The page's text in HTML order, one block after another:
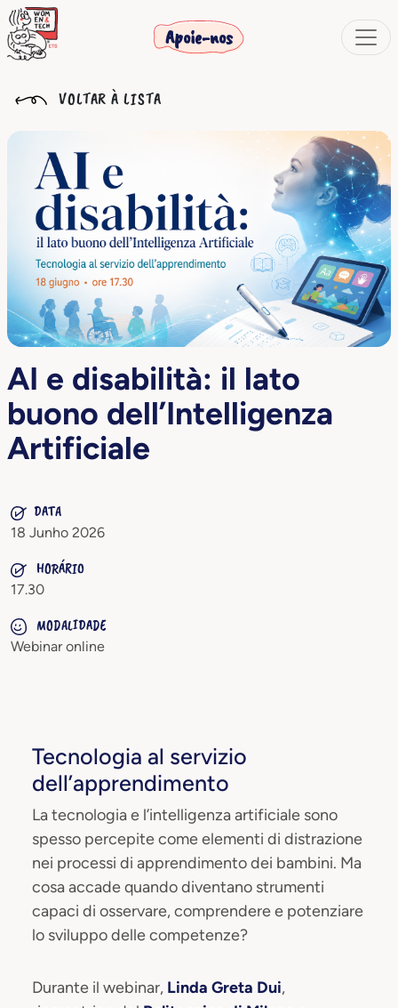
Apoie-nos
VOLTAR À LISTA
AI e disabilità: il lato
buono dell’Intelligenza
Artificiale
DATA
18 Junho 2026
HORÁRIO
17.30
MODALIDADE
Webinar online
Tecnologia al servizio
dell’apprendimento
La tecnologia e l’intelligenza artificiale sono
spesso percepite come elementi di distrazione
nei processi di apprendimento dei bambini. Ma
cosa accade quando diventano strumenti
capaci di osservare, comprendere e potenziare
lo sviluppo delle competenze?
Durante il webinar, Linda Greta Dui,